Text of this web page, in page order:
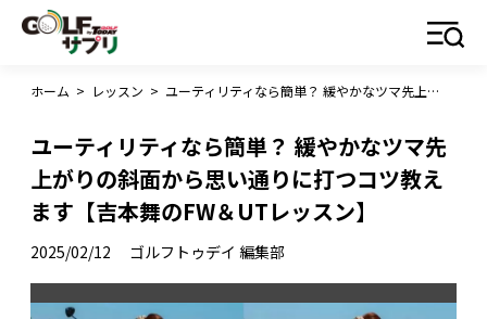
ホーム > レッスン > ユーティリティなら簡単？ 緩やかなツマ先上がりの斜面から思い通りに打つコツ教えます【吉本舞のFW＆UTレッスン】
ユーティリティなら簡単？ 緩やかなツマ先
上がりの斜面から思い通りに打つコツ教え
ます【吉本舞のFW＆UTレッスン】
2025/02/12 ゴルフトゥデイ 編集部